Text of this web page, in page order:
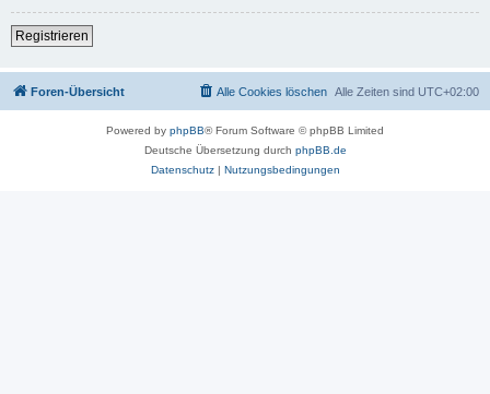
Registrieren
Foren-Übersicht Alle Zeiten sind UTC+02:00
Alle Cookies löschen
Powered by phpBB® Forum Software © phpBB Limited
Deutsche Übersetzung durch phpBB.de
Datenschutz| Nutzungsbedingungen